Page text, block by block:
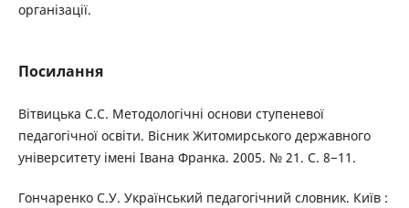
організації.
Посилання
Вітвицька С.С. Методологічні основи ступеневої
педагогічної освіти. Вісник Житомирського державного
університету імені Івана Франка. 2005. № 21. С. 8−11.
Гончаренко С.У. Український педагогічний словник. Київ :